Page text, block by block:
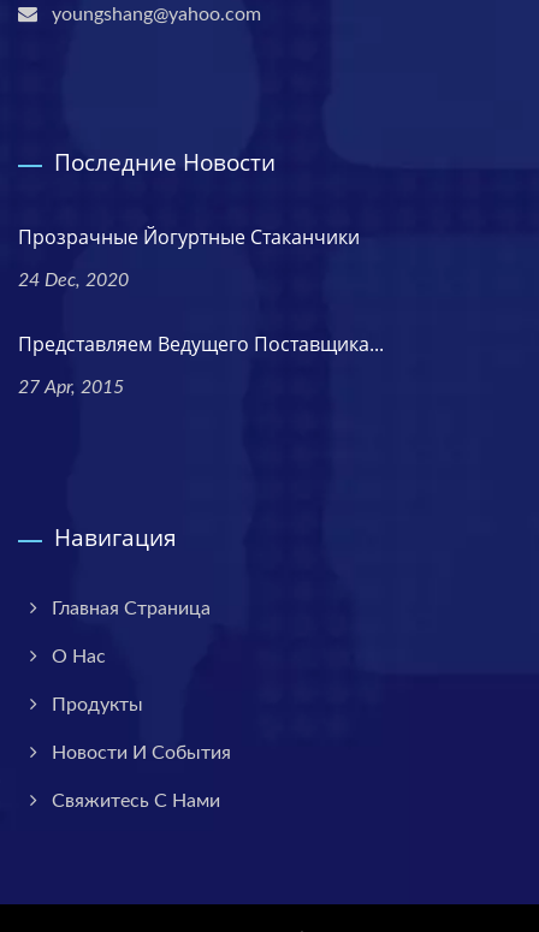
youngshang@yahoo.com
Последние Новости
Прозрачные Йогуртные Стаканчики
24 Dec, 2020
Представляем Ведущего Поставщика...
27 Apr, 2015
Навигация
Главная Страница
О Нас
Продукты
Новости И События
Свяжитесь С Нами